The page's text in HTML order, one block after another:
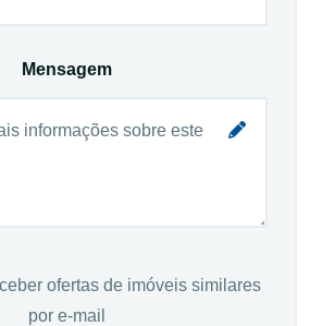
Mensagem
ofertas de imóveis similares
por e-mail